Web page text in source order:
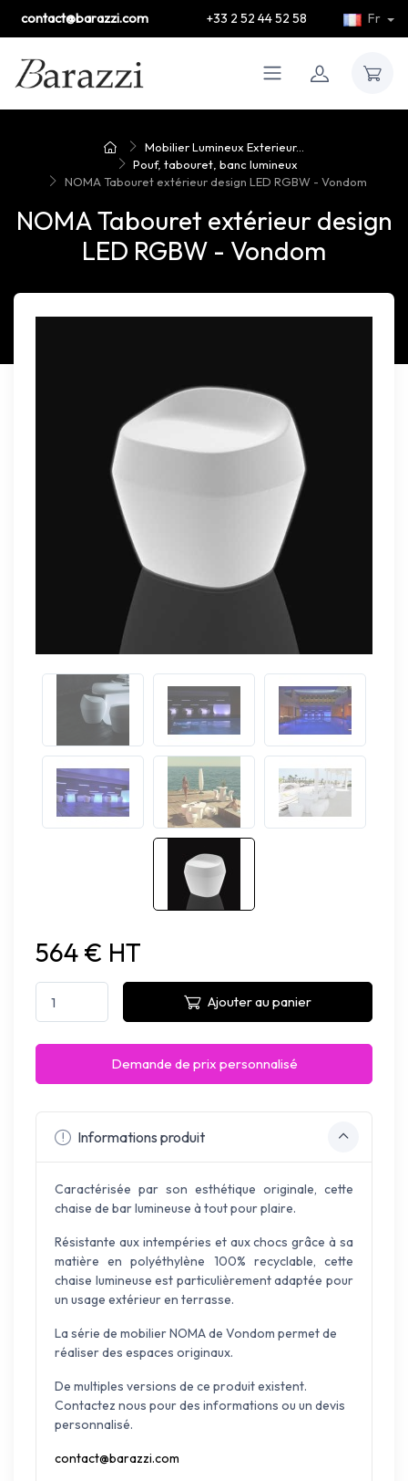
contact@barazzi.com +33 2 52 44 52 58 Fr
Mobilier Lumineux Exterieur...
Pouf, tabouret, banc lumineux
NOMA Tabouret extérieur design LED RGBW - Vondom
NOMA Tabouret extérieur design
LED RGBW - Vondom
564 € HT
Ajouter au panier
Demande de prix personnalisé
Informations produit
Caractérisée par son esthétique originale, cette
chaise de bar lumineuse à tout pour plaire.
Résistante aux intempéries et aux chocs grâce à sa
matière en polyéthylène 100% recyclable, cette
chaise lumineuse est particulièrement adaptée pour
un usage extérieur en terrasse.
La série de mobilier NOMA de Vondom permet de
réaliser des espaces originaux.
De multiples versions de ce produit existent.
Contactez nous pour des informations ou un devis
personnalisé.
contact@barazzi.com